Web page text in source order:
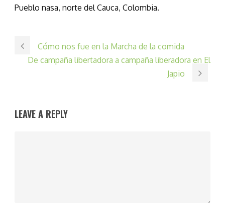
Pueblo nasa, norte del Cauca, Colombia.
Cómo nos fue en la Marcha de la comida
De campaña libertadora a campaña liberadora en El
Japio
LEAVE A REPLY